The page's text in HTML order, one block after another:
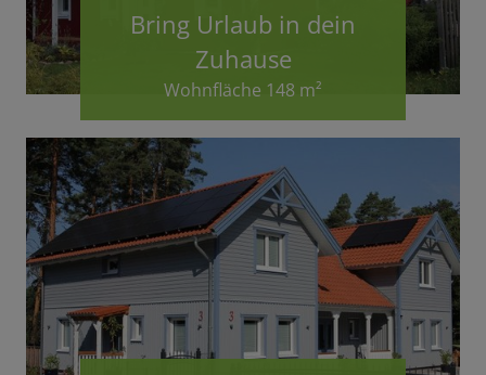
Bring Urlaub in dein
Zuhause
Wohnfläche 148 m²